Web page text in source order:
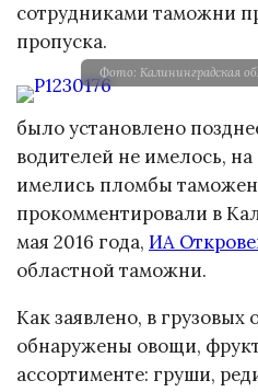
сотрудниками таможни
пропуска.
Фото: Калининградская
было установлено
водителей не имелось, на
имелись пломбы
прокомментировали в
мая 2016 года, ИА
областной таможни.
Как заявлено, в грузовых
обнаружены овощи,
ассортименте: груши,